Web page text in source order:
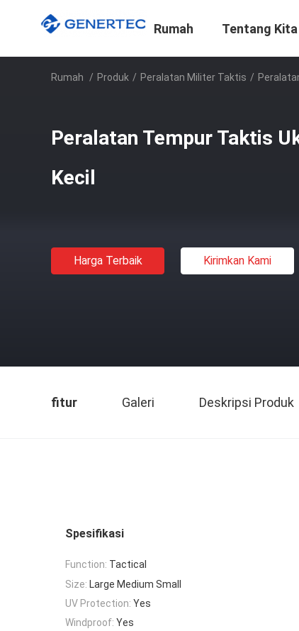
Rumah Tentang Kita
Rumah / Produk / Peralatan Militer Taktis /
Peralatan Tempur Taktis
Kecil
Harga Terbaik Kirimkan Kami
fitur Galeri Deskripsi Produk
Spesifikasi
Function: Tactical
Size: Large Medium Small
UV Protection: Yes
Windproof: Yes